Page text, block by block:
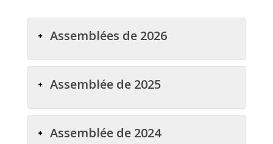
Assemblées de 2026
Assemblée de 2025
Assemblée de 2024